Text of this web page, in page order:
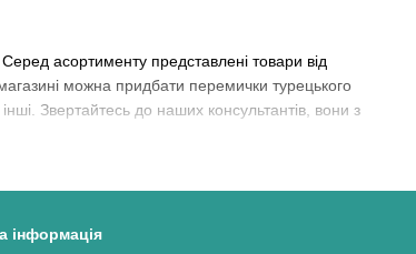
асортименту представлені товари від
можна придбати перемички турецького
Звертайтесь до наших консультантів, вони з
інформація